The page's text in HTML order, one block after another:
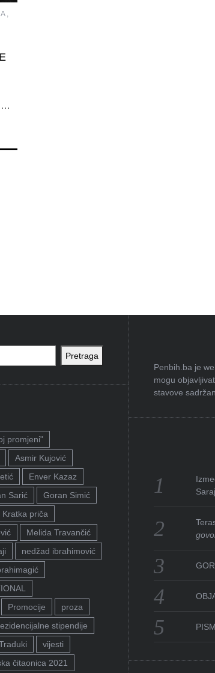
Pretraga
promjeni"
Asmir Kujović
Enver Kazaz
Sarić
Goran Simić
Kratka priča
Melida Travančić
nedžad ibrahimović
Promocije
proza
stipendije
vijesti
čitaonica 2021
Penbih.ba je
mogu
stavove